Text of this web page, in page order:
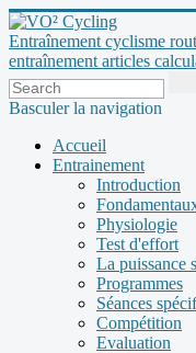
Entraînement cyclisme
entraînement articles
Basculer la navigation
Accueil
Entrainement
Introduction
Physiologie
Test d'effort
La puissance
Programmes
Séances
Compétition
Evaluation